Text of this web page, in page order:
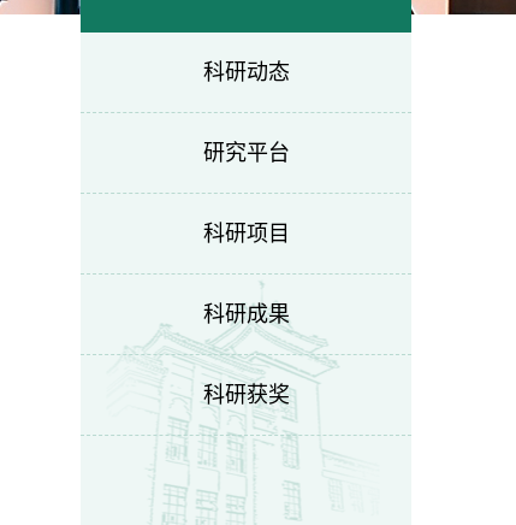
科研动态
研究平台
科研项目
科研成果
科研获奖